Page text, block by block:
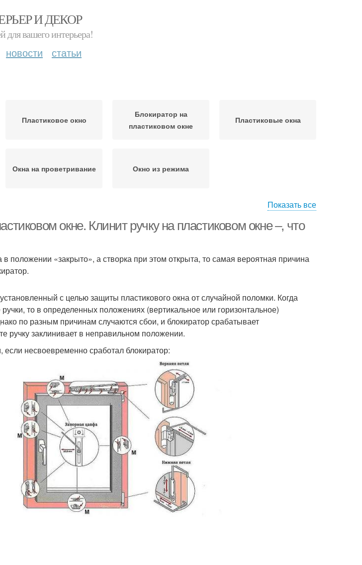
И ДЕКОР
для вашего интерьера!
новости статьи
Пластиковое окно
Блокиратор на
пластиковом окне
Пластиковые окна
Окна на проветривание Окно из режима
Показать все
окне. Клинит ручку на пластиковом окне –, что
в положении «закрыто», а створка при этом открыта, то самая вероятная причина
с целью защиты пластикового окна от случайной поломки. Когда
то в определенных положениях (вертикальное или горизонтальное)
по разным причинам случаются сбои, и блокиратор срабатывает
ручку заклинивает в неправильном положении.
если несвоевременно сработал блокиратор: